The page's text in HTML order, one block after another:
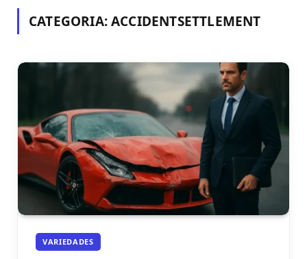
CATEGORIA:ACCIDENTSETTLEMENT
VARIEDADES